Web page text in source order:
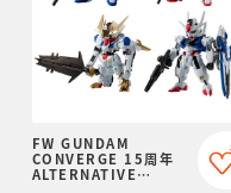
FW GUNDAM
CONVERGE 15周年
ALTERNATIVE